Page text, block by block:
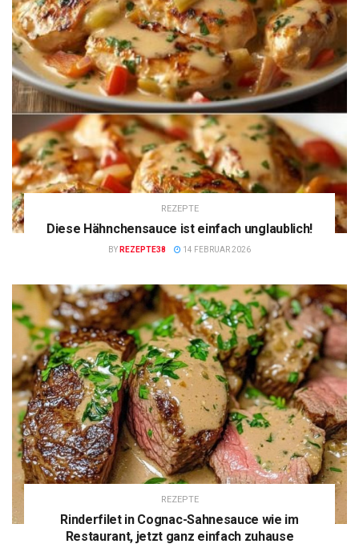
REZEPTE
Diese Hähnchensauce ist einfach unglaublich!
BY REZEPTE38 14 FEBRUAR 2026
REZEPTE
Rinderfilet in Cognac-Sahnesauce wie im
Restaurant, jetzt ganz einfach zuhause